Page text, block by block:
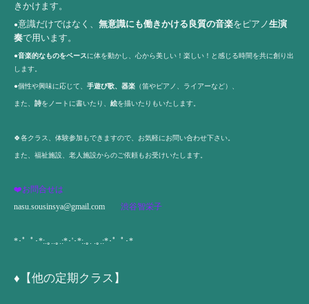
きかけます。
●意識だけではなく、 無意識にも働きかける良質の音楽をピアノ生演
奏で用います。
●音楽的なものをベースに体を動かし、心から美しい！楽しい！と感じる時間を共に創り出
します。
●個性や興味に応じて、 手遊び歌、器楽 （笛やピアノ、ライアーなど）、
また、 詩をノートに書いたり、 絵を描いたりもいたします。
🍀各クラス、体験参加もできますので、お気軽にお問い合わせ下さい。
また、福祉施設、老人施設からのご依頼もお受けいたします。
❤️お問合せは
nasu.sousinsya@gmail.com
渋谷智栄子
*･゜ﾟ･*:.｡..｡.:*･'･*:.｡. .｡.:*･゜ﾟ･*
♦️【他の定期クラス】